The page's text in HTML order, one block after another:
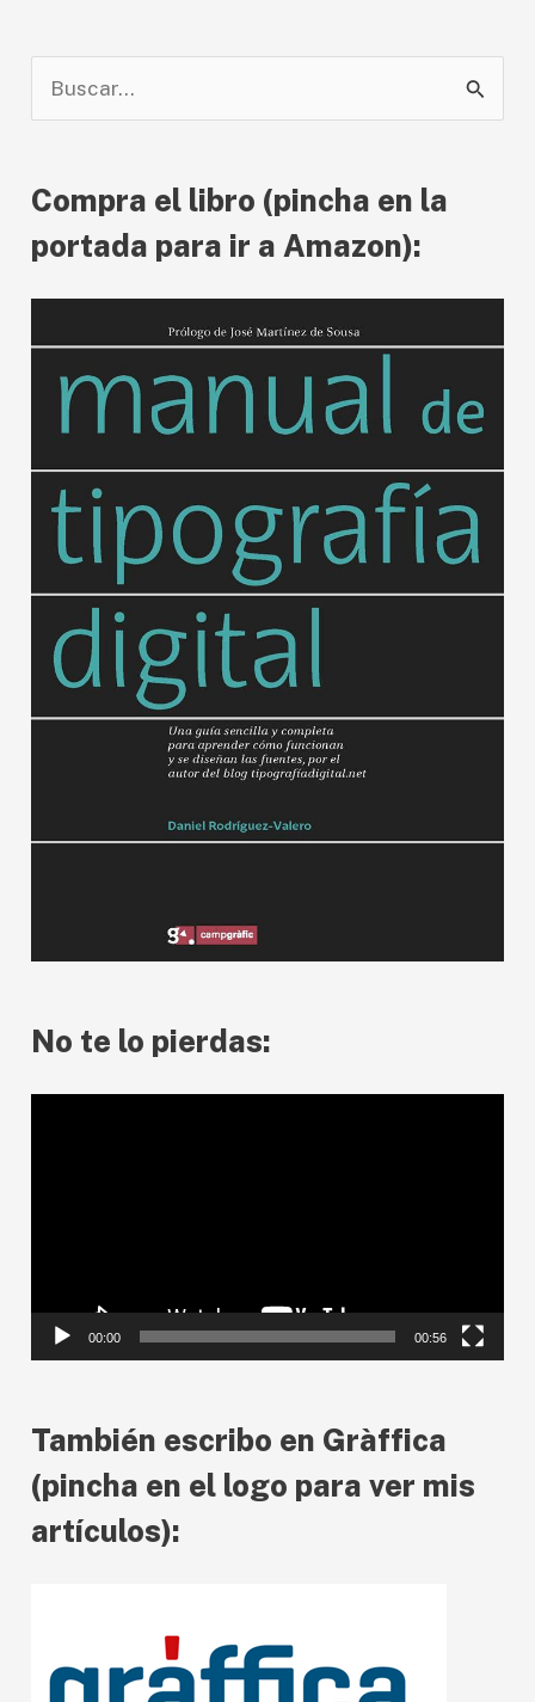
u
c
a
Compra el libro (pincha en la
portada para ir a Amazon):
No te lo pierdas:
d
u
t
o
r
00:00 00:56
También escribo en Gràffica
(pincha en el logo para ver mis
artículos):